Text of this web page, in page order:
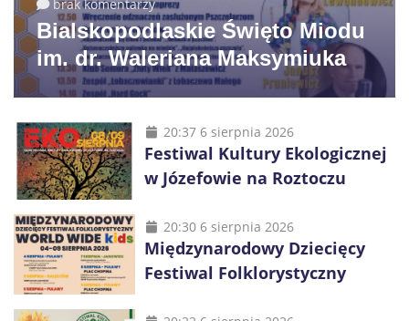
brak komentarzy
Bialskopodlaskie Święto Miodu
im. dr. Waleriana Maksymiuka
20:37 6 sierpnia 2026
Festiwal Kultury Ekologicznej
w Józefowie na Roztoczu
20:30 6 sierpnia 2026
Międzynarodowy Dziecięcy
Festiwal Folklorystyczny